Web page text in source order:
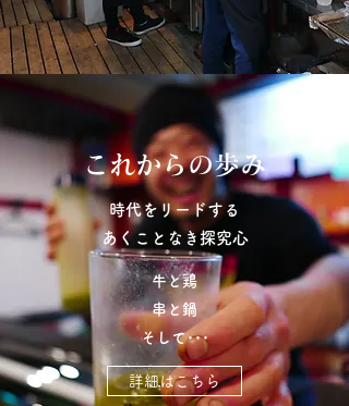
これからの歩み
時代をリードする
あくことなき探究心
牛と鶏
串と鍋
そして･･･
詳細はこちら